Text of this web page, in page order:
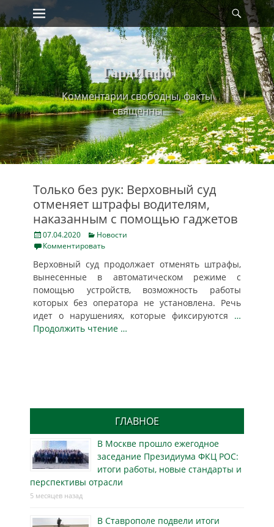
Skip
to
content
Primary Menu
ГардИнфо
Комментарии свободны, факты
священны
Только без рук: Верховный суд
отменяет штрафы водителям,
наказанным с помощью гаджетов
Posted
on
07.04.2020 Categories
Новости
Комментировать
Верховный суд продолжает отменять штрафы,
вынесенные в автоматическом режиме с
помощью устройств, возможность работы
которых без оператора не установлена. Речь
идет о нарушениях, которые фиксируются …
Продолжить чтение …
ГЛАВНОЕ
В Москве прошло ежегодное
заседание Президиума ФКЦ РОС:
итоги работы, новые стандарты и
перспективы отрасли
5 месяцев назад
В Ставрополе подвели итоги